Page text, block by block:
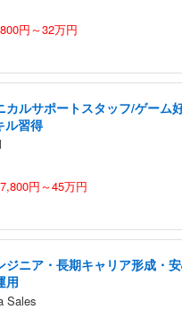
円～32万円
カルサポートスタッフ/ゲーム
ル習得
円～45万円
ジニア・長期キャリア形成・
用
Sales